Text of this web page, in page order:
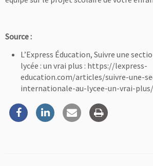
Source :
L’Express Éducation, Suivre une
lycée : un vrai plus : https://lexpress-
education.com/articles/suivre-une-
internationale-au-lycee-un-vrai-plus/